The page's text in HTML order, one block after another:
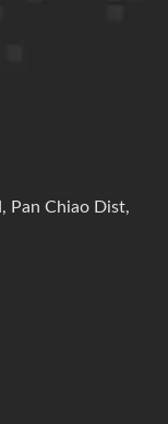
Pan Chiao Dist,